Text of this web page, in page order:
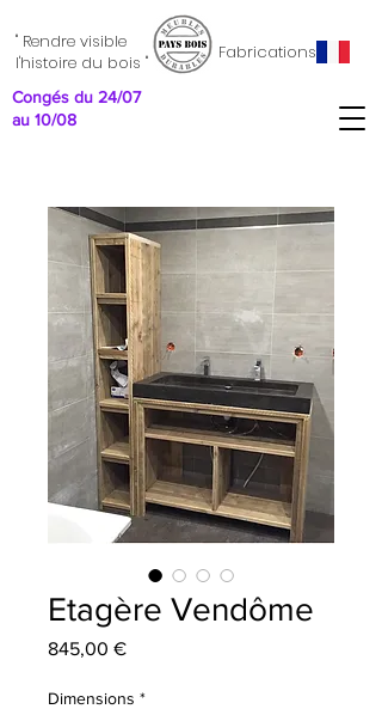
" Rendre visible
l'histoire du bois "
Fabrications
Congés du 24/07
au 10/08
Etagère Vendôme
845,00 €Prix
Dimensions *